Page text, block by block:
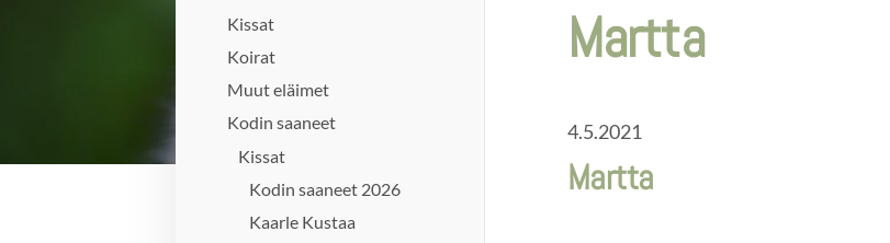
Kissat
Koirat
Muut eläimet
Kodin saaneet
Kissat
Kodin saaneet 2026
Kaarle Kustaa
Martta
4.5.2021
Martta